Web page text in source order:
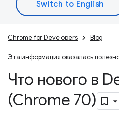
Chrome for Developers Blog
Эта информация оказалась
Что нового в
(Chrome 70)